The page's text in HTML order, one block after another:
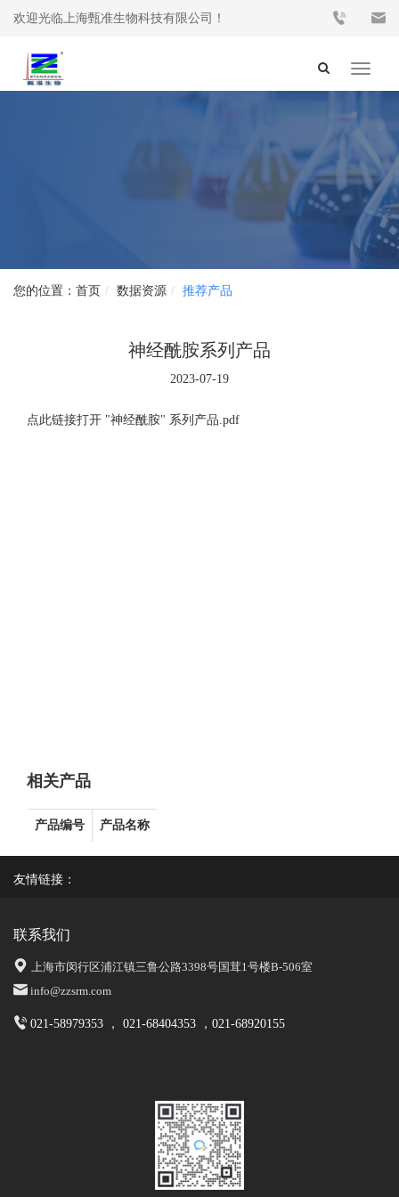
欢迎光临上海甄准生物科技有限公司！
Toggle
首页 数据资源 推荐产品
神经酰胺系列产品
2023-07-19
点此链接打开 "神经酰胺" 系列产品.pdf
相关产品
产品编号 产品名称
友情链接：
联系我们
上海市闵行区浦江镇三鲁公路3398号国茸1号楼B-506室
info@zzsrm.com
021-58979353 ， 021-68404353 ，021-68920155